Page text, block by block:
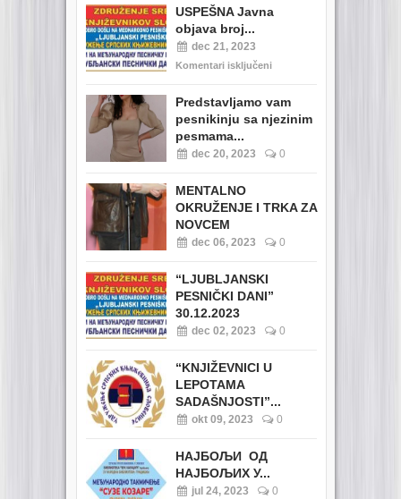
USPEŠNA Javna
objava broj...
dec 21, 2023
Komentari isključeni
Predstavljamo vam
pesnikinju sa njezinim
pesmama...
dec 20, 2023 0
MENTALNO
OKRUŽENJE I TRKA ZA
NOVCEM
dec 06, 2023 0
“LJUBLJANSKI
PESNIČKI DANI”
30.12.2023
dec 02, 2023 0
“KNJIŽEVNICI U
LEPOTAMA
SADAŠNJOSTI”...
okt 09, 2023 0
НАЈБОЉИ ОД
НАЈБОЉИХ У...
jul 24, 2023 0